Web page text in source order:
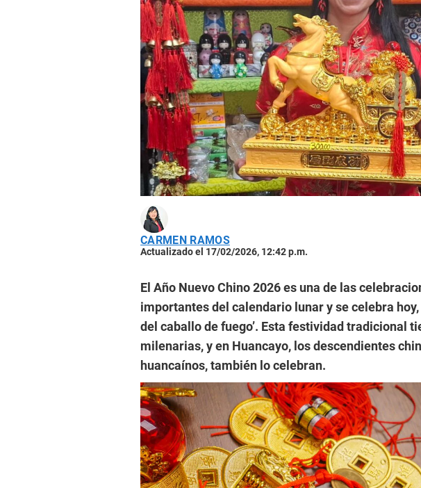
CARMEN RAMOS
Actualizado el 17/02/2026, 12:42 p.m.
El Año Nuevo Chino 2026 es una de las
importantes del calendario lunar y se celebra hoy,
del caballo de fuego’. Esta festividad tradicional
milenarias, y en Huancayo, los descendientes
huancaínos, también lo celebran.